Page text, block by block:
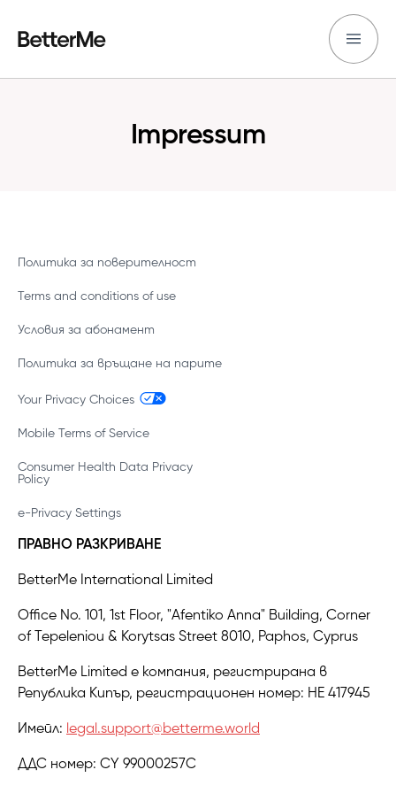
Impressum
Политика за поверителност
Terms and conditions of use
Условия за абонамент
Политика за връщане на парите
Your Privacy Choices
Mobile Terms of Service
Consumer Health Data Privacy
Policy
e-Privacy Settings
ПРАВНО РАЗКРИВАНЕ
BetterMe International Limited
Office No. 101, 1st Floor, "Afentiko Anna" Building, Corner
of Tepeleniou & Korytsas Street 8010, Paphos, Cyprus
BetterMe Limited е компания, регистрирана в
Република Кипър, регистрационен номер: HE 417945
Имейл: legal.support@betterme.world
ДДС номер: CY 99000257C